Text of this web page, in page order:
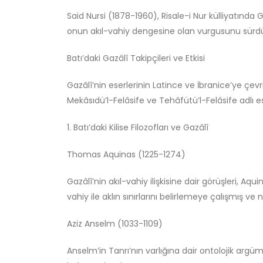
Said Nursi (1878-1960), Risale-i Nur külliyatında
onun akıl-vahiy dengesine olan vurgusunu
Batı’daki Gazâlî Takipçileri ve Etkisi
Gazâlî’nin eserlerinin Latince ve İbranice’ye
Mekâsıdü’l-Felâsife ve Tehâfütü’l-Felâsife adlı
1. Batı’daki Kilise Filozofları ve Gazâlî
Thomas Aquinas (1225-1274)
Gazâlî’nin akıl-vahiy ilişkisine dair görüşleri,
vahiy ile aklın sınırlarını belirlemeye çalışmış
Aziz Anselm (1033-1109)
Anselm’in Tanrı’nın varlığına dair ontolojik